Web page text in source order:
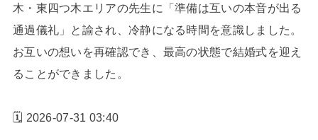
木・東四つ木エリアの先生に「準備は互いの本音が出る
通過儀礼」と諭され、冷静になる時間を意識しました。
お互いの想いを再確認でき、最高の状態で結婚式を迎え
ることができました。
🗓️ 2026-07-31 03:40